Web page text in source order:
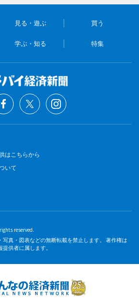
見る・遊ぶ 買う
学ぶ・知る 特集
はこちらから
いて
reserved.
写真・図表などの無断転載を禁止します。 著作権は
供者に属します。